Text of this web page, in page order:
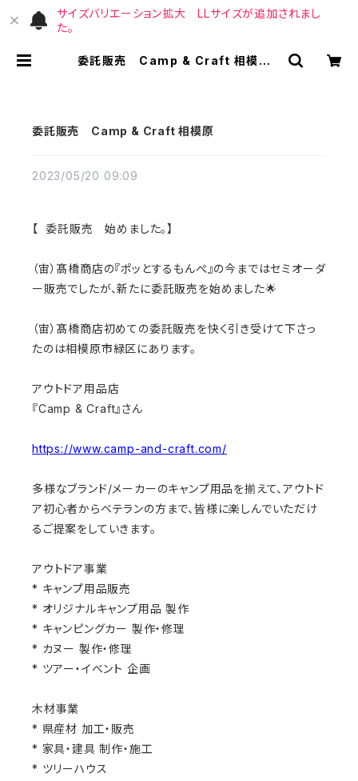
サイズバリエーション拡大 LLサイズが追加されまし
た。
委託販売 Camp & Craft 相模原 |
委託販売 Camp & Craft 相模原
2023/05/20 09:09
【 委託販売 始めました。】
（宙）髙橋商店の『ポッとするもんぺ』の今まではセミオーダ
ー販売でしたが、新たに委託販売を始めました🌟
（宙）髙橋商店初めての委託販売を快く引き受けて下さっ
たのは相模原市緑区にあります。
アウトドア用品店
『Camp & Craft』さん
https://www.camp-and-craft.com/
多様なブランド/メーカーのキャンプ用品を揃えて、アウトド
ア初心者からベテランの方まで、皆様に楽しんでいただけ
るご提案をしていきます。
アウトドア事業
* キャンプ用品販売
* オリジナルキャンプ用品 製作
* キャンピングカー 製作・修理
* カヌー 製作・修理
* ツアー・イベント 企画
木材事業
* 県産材 加工・販売
* 家具・建具 制作・施工
* ツリーハウス